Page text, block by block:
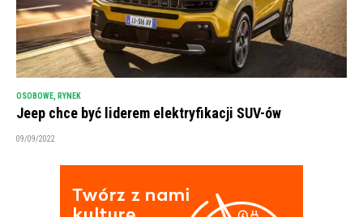
OSOBOWE RYNEK
Jeep chce być liderem elektryfikacji SUV-ów
09/09/2022